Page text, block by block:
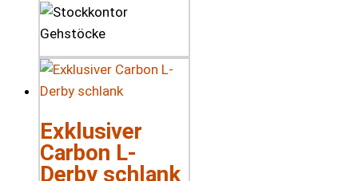
Exklusiver
Carbon L-
Derby schlank